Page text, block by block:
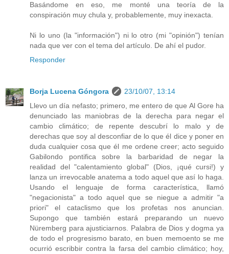
Basándome en eso, me monté una teoría de la
conspiración muy chula y, probablemente, muy inexacta.
Ni lo uno (la "información") ni lo otro (mi "opinión") tenían
nada que ver con el tema del artículo. De ahí el pudor.
Responder
Borja Lucena Góngora
23/10/07, 13:14
Llevo un día nefasto; primero, me entero de que Al Gore ha
denunciado las maniobras de la derecha para negar el
cambio climático; de repente descubrí lo malo y de
derechas que soy al desconfiar de lo que él dice y poner en
duda cualquier cosa que él me ordene creer; acto seguido
Gabilondo pontifica sobre la barbaridad de negar la
realidad del "calentamiento global" (Dios, ¡qué cursi!) y
lanza un irrevocable anatema a todo aquel que así lo haga.
Usando el lenguaje de forma característica, llamó
"negacionista" a todo aquel que se niegue a admitir "a
priori" el cataclismo que los profetas nos anuncian.
Supongo que también estará preparando un nuevo
Nüremberg para ajusticiarnos. Palabra de Dios y dogma ya
de todo el progresismo barato, en buen memoento se me
ocurrió escribbir contra la farsa del cambio climático; hoy,